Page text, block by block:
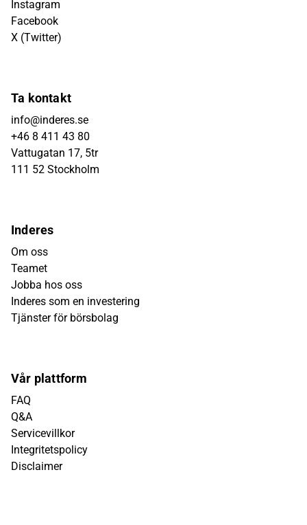
Instagram
Facebook
X (Twitter)
Ta kontakt
info@inderes.se
+46 8 411 43 80
Vattugatan 17, 5tr
111 52 Stockholm
Inderes
Om oss
Teamet
Jobba hos oss
Inderes som en investering
Tjänster för börsbolag
Vår plattform
FAQ
Q&A
Servicevillkor
Integritetspolicy
Disclaimer